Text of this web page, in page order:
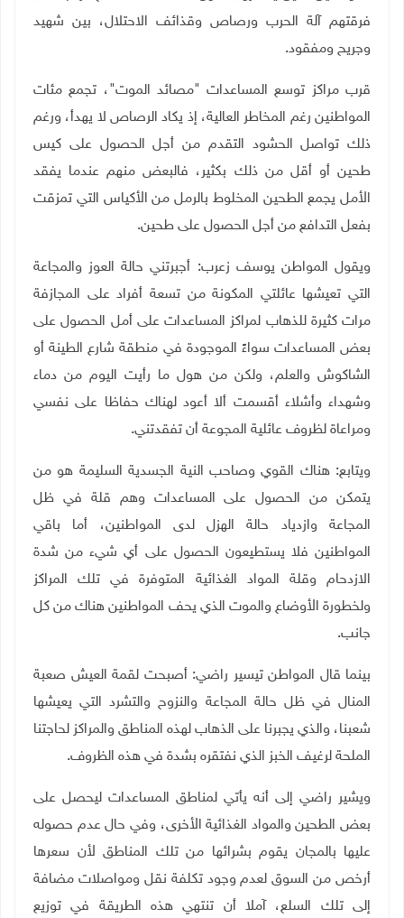
فرقتهم آلة الحرب ورصاص وقذائف الاحتلال، بين شهيد
وجريح ومفقود.
قرب مراكز توسع المساعدات "مصائد الموت"، تجمع مئات
المواطنين رغم المخاطر العالية، إذ يكاد الرصاص لا يهدأ، ورغم
ذلك تواصل الحشود التقدم من أجل الحصول على كيس
طحين أو أقل من ذلك بكثير، فالبعض منهم عندما يفقد
الأمل يجمع الطحين المخلوط بالرمل من الأكياس التي تمزقت
بفعل التدافع من أجل الحصول على طحين.
ويقول المواطن يوسف زعرب: أجبرتني حالة العوز والمجاعة
التي تعيشها عائلتي المكونة من تسعة أفراد على المجازفة
مرات كثيرة للذهاب لمراكز المساعدات على أمل الحصول على
بعض المساعدات سواءً الموجودة في منطقة شارع الطينة أو
الشاكوش والعلم، ولكن من هول ما رأيت اليوم من دماء
وشهداء وأشلاء أقسمت ألا أعود لهناك حفاظا على نفسي
ومراعاة لظروف عائلية المجوعة أن تفقدتني.
ويتابع: هناك القوي وصاحب النية الجسدية السليمة هو من
يتمكن من الحصول على المساعدات وهم قلة في ظل
المجاعة وازدياد حالة الهزل لدى المواطنين، أما باقي
المواطنين فلا يستطيعون الحصول على أي شيء من شدة
الازدحام وقلة المواد الغذائية المتوفرة في تلك المراكز
ولخطورة الأوضاع والموت الذي يحف المواطنين هناك من كل
جانب.
بينما قال المواطن تيسير راضي: أصبحت لقمة العيش صعبة
المنال في ظل حالة المجاعة والنزوح والتشرد التي يعيشها
شعبنا، والذي يجبرنا على الذهاب لهذه المناطق والمراكز لحاجتنا
الملحة لرغيف الخبز الذي نفتقره بشدة في هذه الظروف.
ويشير راضي إلى أنه يأتي لمناطق المساعدات ليحصل على
بعض الطحين والمواد الغذائية الأخرى، وفي حال عدم حصوله
عليها بالمجان يقوم بشرائها من تلك المناطق لأن سعرها
أرخص من السوق لعدم وجود تكلفة نقل ومواصلات مضافة
إلى تلك السلع، آملا أن تنتهي هذه الطريقة في توزيع